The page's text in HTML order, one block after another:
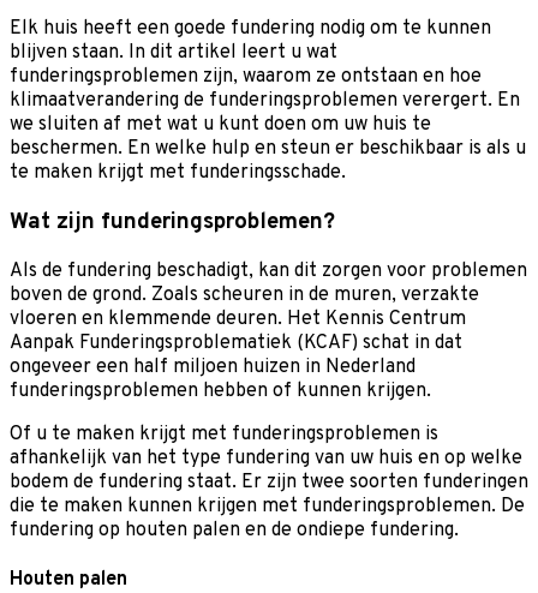
Elk huis heeft een goede fundering nodig om te kunnen
blijven staan. In dit artikel leert u wat
funderingsproblemen zijn, waarom ze ontstaan en hoe
klimaatverandering de funderingsproblemen verergert. En
we sluiten af met wat u kunt doen om uw huis te
beschermen. En welke hulp en steun er beschikbaar is als u
te maken krijgt met funderingsschade.
Wat zijn funderingsproblemen?
Als de fundering beschadigt, kan dit zorgen voor problemen
boven de grond. Zoals scheuren in de muren, verzakte
vloeren en klemmende deuren. Het Kennis Centrum
Aanpak Funderingsproblematiek (KCAF) schat in dat
ongeveer een half miljoen huizen in Nederland
funderingsproblemen hebben of kunnen krijgen.
Of u te maken krijgt met funderingsproblemen is
afhankelijk van het type fundering van uw huis en op welke
bodem de fundering staat. Er zijn twee soorten funderingen
die te maken kunnen krijgen met funderingsproblemen. De
fundering op houten palen en de ondiepe fundering.
Houten palen